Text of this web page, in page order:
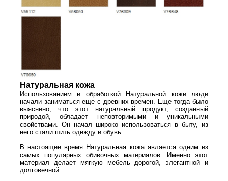
Натуральная кожа
Использованием и обработкой Натуральной кожи люди
начали заниматься еще с древних времен. Еще тогда было
выяснено, что этот натуральный продукт, созданный
природой, обладает неповторимыми и уникальными
свойствами. Он начал широко использоваться в быту, из
него стали шить одежду и обувь.
В настоящее время Натуральная кожа является одним из
самых популярных обивочных материалов. Именно этот
материал делает мягкую мебель дорогой, элегантной и
долговечной.